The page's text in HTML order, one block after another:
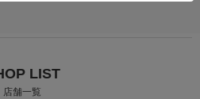
LIST
店舗一覧